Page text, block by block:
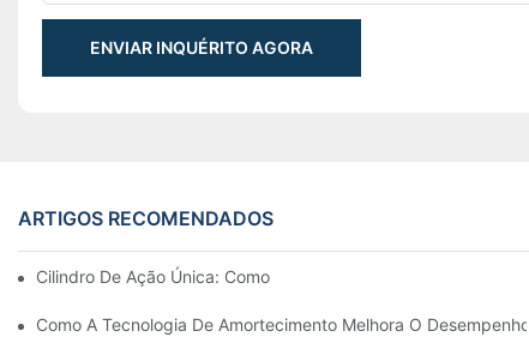
ENVIAR INQUÉRITO AGORA
ARTIGOS RECOMENDADOS
Cilindro De Ação Única: Como Funciona & Aplicações Comuns
Como A Tecnologia De Amortecimento Melhora O